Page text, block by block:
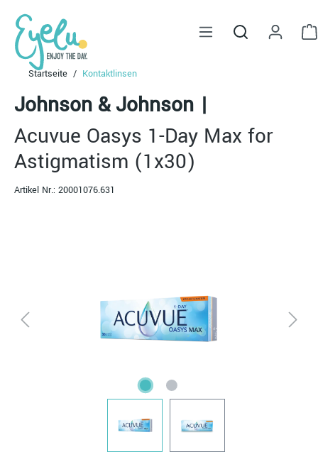
springen
Startseite Kontaktlinsen
Johnson & Johnson |
Acuvue Oasys 1-Day Max for
Astigmatism (1x30)
Artikel Nr.: 20001076.631